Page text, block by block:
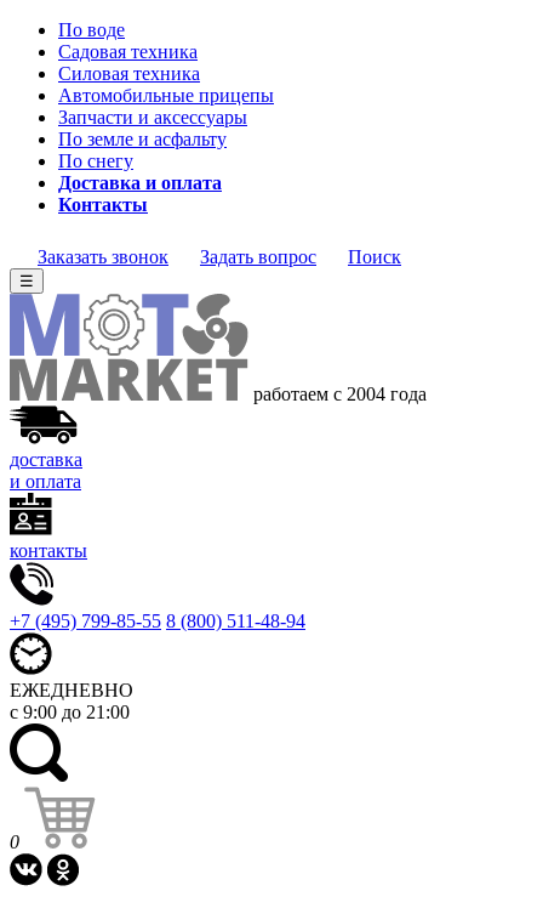
По воде
Садовая техника
Силовая техника
Автомобильные прицепы
Запчасти и аксессуары
По земле и асфальту
По снегу
Доставка и оплата
Контакты
Заказать звонок Задать вопрос Поиск
☰
работаем с 2004 года
доставка
и оплата
контакты
+7 (495) 799-85-55 8 (800) 511-48-94
ЕЖЕДНЕВНО
с 9:00 до 21:00
0